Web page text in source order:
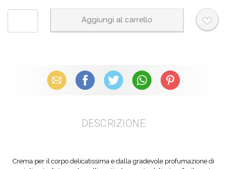
Email Facebook X (Twitter) WhatsAppPinterest
DESCRIZIONE
Crema per il corpo delicatissima e dalla gradevole profumazione di